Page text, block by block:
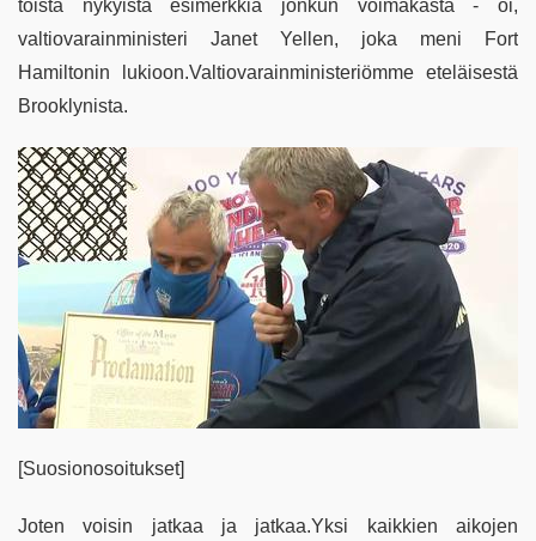
toista nykyistä esimerkkiä jonkun voimakasta - oi,
valtiovarainministeri Janet Yellen, joka meni Fort
Hamiltonin lukioon.Valtiovarainministeriömme eteläisestä
Brooklynista.
[Suosionosoitukset]
Joten voisin jatkaa ja jatkaa.Yksi kaikkien aikojen